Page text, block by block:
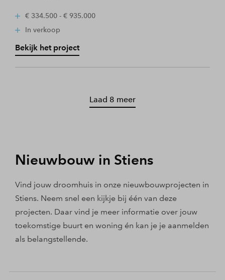
€ 334.500 - € 935.000
In verkoop
Bekijk het project
Laad 8 meer
Nieuwbouw in Stiens
Vind jouw droomhuis in onze nieuwbouwprojecten in
Stiens. Neem snel een kijkje bij één van deze
projecten. Daar vind je meer informatie over jouw
toekomstige buurt en woning én kan je je aanmelden
als belangstellende.